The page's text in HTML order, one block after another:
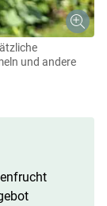
und andere